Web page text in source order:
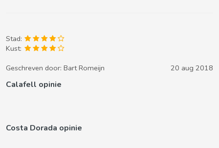
Stad:
Kust:
Geschreven door: Bart Romeijn 20 aug 2018
Calafell opinie
Costa Dorada opinie